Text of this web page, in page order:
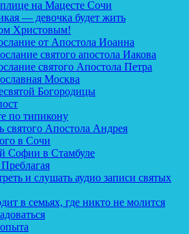
на Мацесте Сочи
— девочка будет жить
Христовым!
от Апостола Иоанна
святого апостола Иакова
святого Апостола Петра
Москва
Богородицы
по типикону
святого Апостола Андрея
в Сочи
Софии в Стамбуле
и слушать аудио записи святых
в семьях, где никто не молится